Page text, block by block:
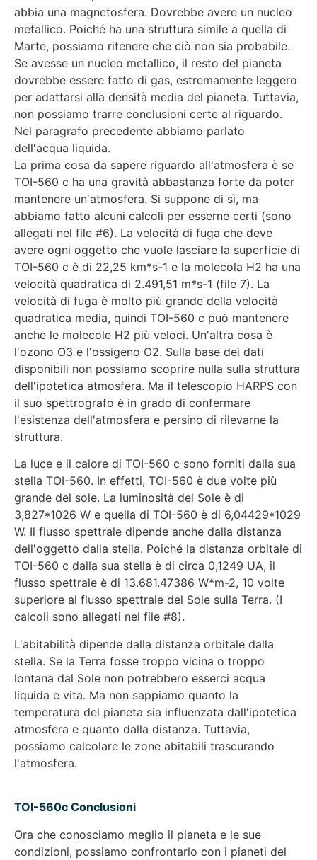
abbia una magnetosfera. Dovrebbe avere un nucleo
metallico. Poiché ha una struttura simile a quella di
Marte, possiamo ritenere che ciò non sia probabile.
Se avesse un nucleo metallico, il resto del pianeta
dovrebbe essere fatto di gas, estremamente leggero
per adattarsi alla densità media del pianeta. Tuttavia,
non possiamo trarre conclusioni certe al riguardo.
Nel paragrafo precedente abbiamo parlato
dell'acqua liquida.
La prima cosa da sapere riguardo all'atmosfera è se
TOI-560 c ha una gravità abbastanza forte da poter
mantenere un'atmosfera. Si suppone di sì, ma
abbiamo fatto alcuni calcoli per esserne certi (sono
allegati nel file #6). La velocità di fuga che deve
avere ogni oggetto che vuole lasciare la superficie di
TOI-560 c è di 22,25 km*s-1 e la molecola H2 ha una
velocità quadratica di 2.491,51 m*s-1 (file 7). La
velocità di fuga è molto più grande della velocità
quadratica media, quindi TOI-560 c può mantenere
anche le molecole H2 più veloci. Un'altra cosa è
l'ozono O3 e l'ossigeno O2. Sulla base dei dati
disponibili non possiamo scoprire nulla sulla struttura
dell'ipotetica atmosfera. Ma il telescopio HARPS con
il suo spettrografo è in grado di confermare
l'esistenza dell'atmosfera e persino di rilevarne la
struttura.
La luce e il calore di TOI-560 c sono forniti dalla sua
stella TOI-560. In effetti, TOI-560 è due volte più
grande del sole. La luminosità del Sole è di
3,827*1026 W e quella di TOI-560 è di 6,04429*1029
W. Il flusso spettrale dipende anche dalla distanza
dell'oggetto dalla stella. Poiché la distanza orbitale di
TOI-560 c dalla sua stella è di circa 0,1249 UA, il
flusso spettrale è di 13.681.47386 W*m-2, 10 volte
superiore al flusso spettrale del Sole sulla Terra. (I
calcoli sono allegati nel file #8).
L'abitabilità dipende dalla distanza orbitale dalla
stella. Se la Terra fosse troppo vicina o troppo
lontana dal Sole non potrebbero esserci acqua
liquida e vita. Ma non sappiamo quanto la
temperatura del pianeta sia influenzata dall'ipotetica
atmosfera e quanto dalla distanza. Tuttavia,
possiamo calcolare le zone abitabili trascurando
l'atmosfera.
TOI-560c Conclusioni
Ora che conosciamo meglio il pianeta e le sue
condizioni, possiamo confrontarlo con i pianeti del